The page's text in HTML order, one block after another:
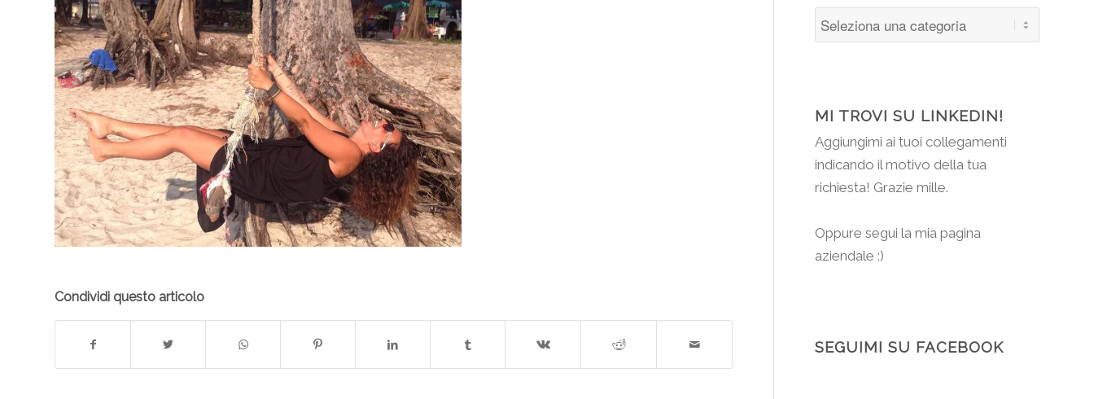
Condividi questo articolo
MI TROVI SU LINKEDIN!
Aggiungimi ai tuoi collegamenti
indicando il motivo della tua
richiesta! Grazie mille.
Oppure segui la mia pagina
aziendale :)
SEGUIMI SU FACEBOOK